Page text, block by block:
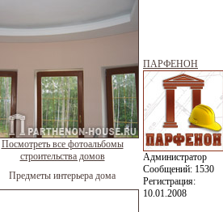
Посмотреть все фотоальбомы
строительства домов
Предметы интерьера дома
ПАРФЕНОН
Администратор
Сообщений: 1530
Регистрация:
10.01.2008